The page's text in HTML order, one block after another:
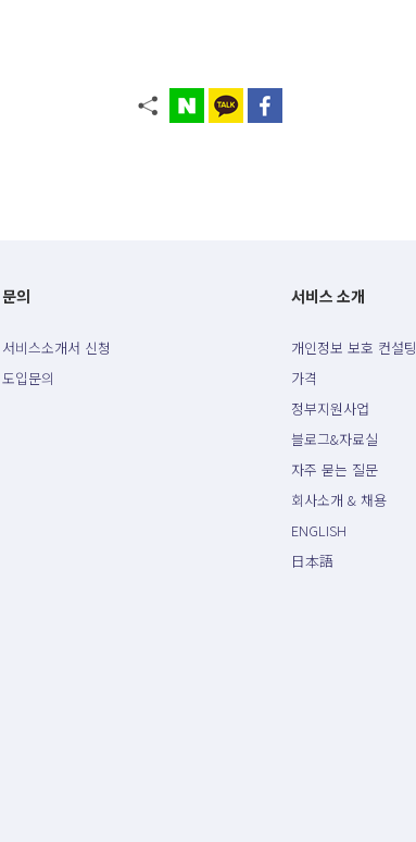
문의
서비스소개서 신청
도입문의
서비스 소개
개인정보 보호 컨설팅
가격
정부지원사업
블로그&자료실
자주 묻는 질문
회사소개 & 채용
ENGLISH
日本語